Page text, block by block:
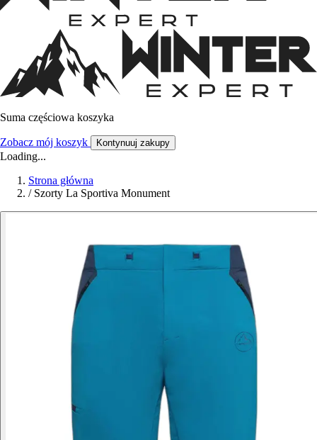
Suma częściowa koszyka
Zobacz mój koszyk Kontynuuj zakupy
Loading...
Strona główna
/ Szorty La Sportiva Monument